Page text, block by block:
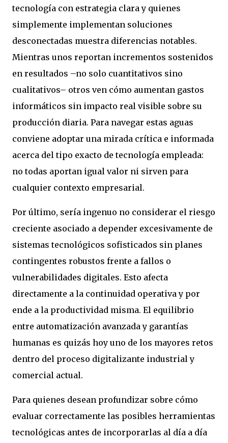
tecnología con estrategia clara y quienes
simplemente implementan soluciones
desconectadas muestra diferencias notables.
Mientras unos reportan incrementos sostenidos
en resultados –no solo cuantitativos sino
cualitativos– otros ven cómo aumentan gastos
informáticos sin impacto real visible sobre su
producción diaria. Para navegar estas aguas
conviene adoptar una mirada crítica e informada
acerca del tipo exacto de tecnología empleada:
no todas aportan igual valor ni sirven para
cualquier contexto empresarial.
Por último, sería ingenuo no considerar el riesgo
creciente asociado a depender excesivamente de
sistemas tecnológicos sofisticados sin planes
contingentes robustos frente a fallos o
vulnerabilidades digitales. Esto afecta
directamente a la continuidad operativa y por
ende a la productividad misma. El equilibrio
entre automatización avanzada y garantías
humanas es quizás hoy uno de los mayores retos
dentro del proceso digitalizante industrial y
comercial actual.
Para quienes desean profundizar sobre cómo
evaluar correctamente las posibles herramientas
tecnológicas antes de incorporarlas al día a día